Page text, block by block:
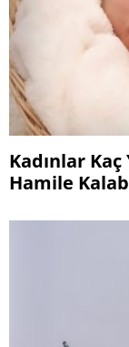
Kadınlar Kaç
Hamile